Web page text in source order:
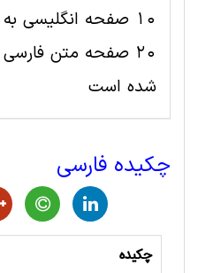
10 صفحه
20 صفحه متن
شده است
چکیده فارسی
چکیده